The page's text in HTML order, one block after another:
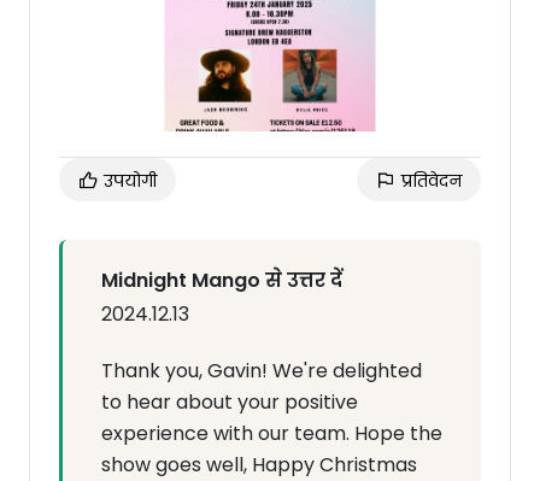
उपयोगी प्रतिवेदन
Midnight Mango से उत्तर दें
2024.12.13
Thank you, Gavin! We're delighted
to hear about your positive
experience with our team. Hope the
show goes well, Happy Christmas